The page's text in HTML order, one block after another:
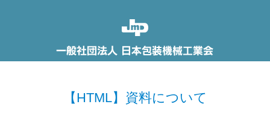
【HTML】資料について